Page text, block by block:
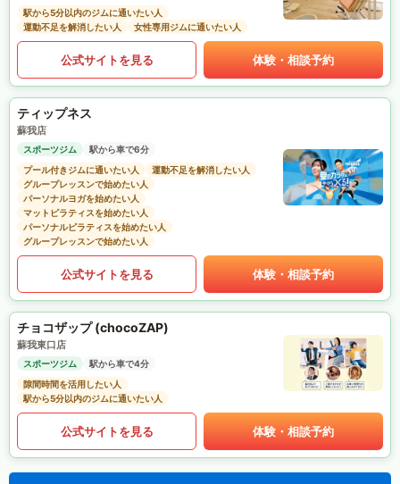
駅から5分以内のジムに通いたい人
運動不足を解消したい人
女性専用ジムに通いたい人
公式サイトを見る 体験・相談予約
ティップネス
蘇我店
スポーツジム
駅から車で6分
プール付きジムに通いたい人
運動不足を解消したい人
グループレッスンで始めたい人
パーソナルヨガを始めたい人
マットピラティスを始めたい人
パーソナルピラティスを始めたい人
グループレッスンで始めたい人
公式サイトを見る 体験・相談予約
チョコザップ (chocoZAP)
蘇我東口店
スポーツジム
駅から車で4分
隙間時間を活用したい人
駅から5分以内のジムに通いたい人
公式サイトを見る 体験・相談予約